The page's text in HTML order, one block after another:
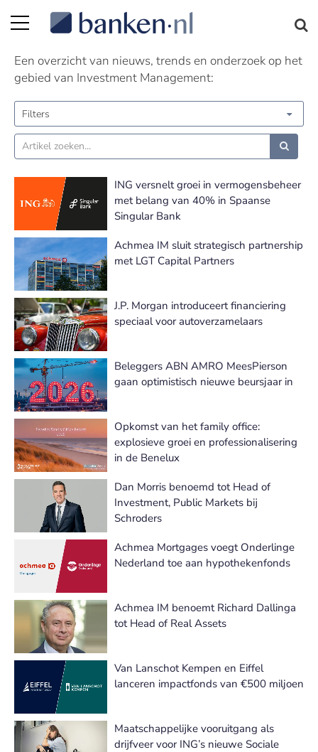
Investment Management nieuws
Een overzicht van nieuws, trends en onderzoek op het
gebied van Investment Management:
Filters
ING versnelt groei in vermogensbeheer
met belang van 40% in Spaanse
Singular Bank
Achmea IM sluit strategisch partnership
met LGT Capital Partners
J.P. Morgan introduceert financiering
speciaal voor autoverzamelaars
Beleggers ABN AMRO MeesPierson
gaan optimistisch nieuwe beursjaar in
Opkomst van het family office:
explosieve groei en professionalisering
in de Benelux
Dan Morris benoemd tot Head of
Investment, Public Markets bij
Schroders
Achmea Mortgages voegt Onderlinge
Nederland toe aan hypothekenfonds
Achmea IM benoemt Richard Dallinga
tot Head of Real Assets
Van Lanschot Kempen en Eiffel
lanceren impactfonds van €500 miljoen
Maatschappelijke vooruitgang als
drijfveer voor ING’s nieuwe Sociale